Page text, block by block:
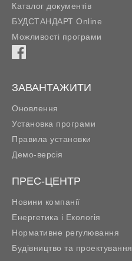
Каталог документів
БУДСТАНДАРТ Online
Можливості програми
ЗАВАНТАЖИТИ
Оновлення
Установка програми
Правила установки
Демо-версія
ПРЕС-ЦЕНТР
Новини компанії
Енергетика і Екологія
Нормативне регулювання
Будівництво та проектування